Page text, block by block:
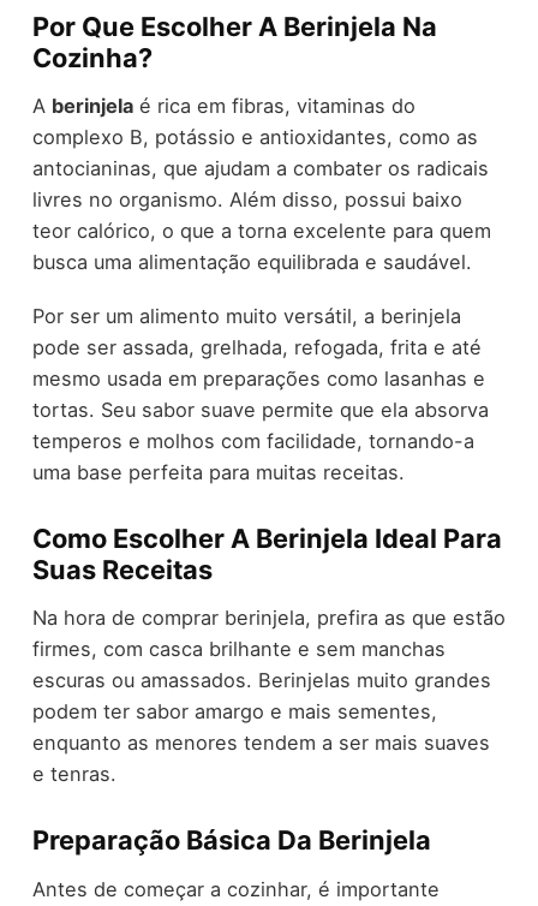
Por Que Escolher A Berinjela Na
Cozinha?
A berinjelaé rica em fibras, vitaminas do
complexo B, potássio e antioxidantes, como as
antocianinas, que ajudam a combater os radicais
livres no organismo. Além disso, possui baixo
teor calórico, o que a torna excelente para quem
busca uma alimentação equilibrada e saudável.
Por ser um alimento muito versátil, a berinjela
pode ser assada, grelhada, refogada, frita e até
mesmo usada em preparações como lasanhas e
tortas. Seu sabor suave permite que ela absorva
temperos e molhos com facilidade, tornando-a
uma base perfeita para muitas receitas.
Como Escolher A Berinjela Ideal Para
Suas Receitas
Na hora de comprar berinjela, prefira as que estão
firmes, com casca brilhante e sem manchas
escuras ou amassados. Berinjelas muito grandes
podem ter sabor amargo e mais sementes,
enquanto as menores tendem a ser mais suaves
e tenras.
Preparação Básica Da Berinjela
Antes de começar a cozinhar, é importante